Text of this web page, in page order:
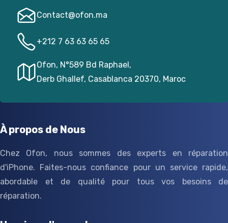
Contact@­ofon.ma
+212 7 63 63 65 65
Ofon, N°589 Bd Raphael,
Derb Ghallef, Casablanca 20370, Maroc
À propos de Nous
Chez Ofon, nous sommes des experts en réparation
d'iPhone. Faites-nous confiance pour un service rapide,
abordable et de qualité pour tous vos besoins de
réparation.